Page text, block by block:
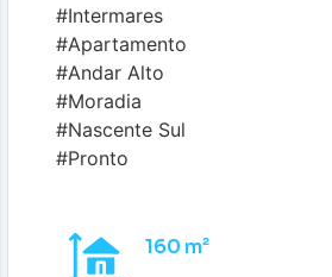
#Intermares
#Apartamento
#Andar Alto
#Moradia
#Nascente Sul
#Pronto
160 m²